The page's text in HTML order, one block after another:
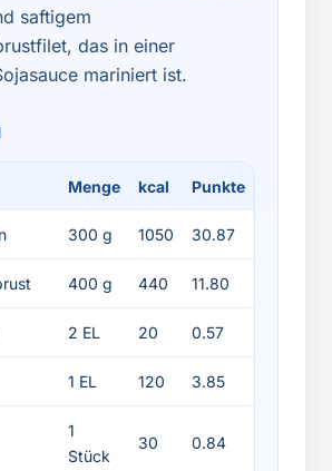
saftigem
das in einer
mariniert ist.
Menge kcal Punkte
300 g 1050 30.87
400 g 440 11.80
2 EL 20 0.57
1 EL 120 3.85
1
Stück
30 0.84